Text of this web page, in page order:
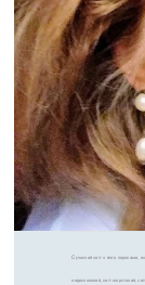
С учасний світ з його пороками,
недосконалий, світ жорстокий,